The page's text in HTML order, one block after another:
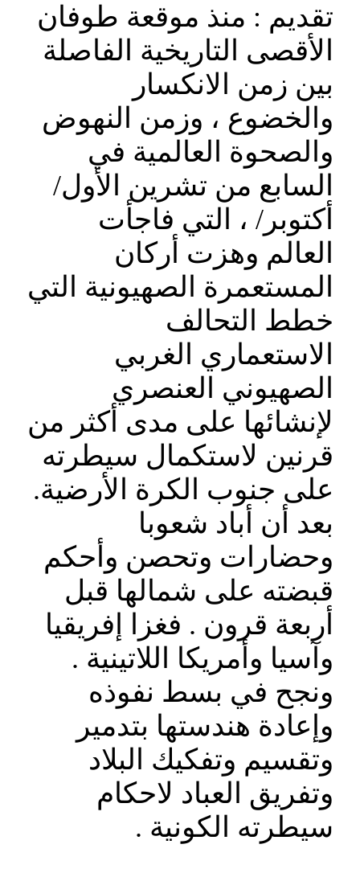
تقديم : منذ موقعة طوفان
الأقصى التاريخية الفاصلة
بين زمن الانكسار
والخضوع ، وزمن النهوض
والصحوة العالمية في
السابع من تشرين الأول/
أكتوبر/ ، التي فاجأت
العالم وهزت أركان
المستعمرة الصهيونية التي
خطط التحالف
الاستعماري الغربي
الصهيوني العنصري
لإنشائها على مدى أكثر من
قرنين لاستكمال سيطرته
على جنوب الكرة الأرضية.
بعد أن أباد شعوبا
وحضارات وتحصن وأحكم
قبضته على شمالها قبل
أربعة قرون . فغزا إفريقيا
وآسيا وأمريكا اللاتينية .
ونجح في بسط نفوذه
وإعادة هندستها بتدمير
وتقسيم وتفكيك البلاد
وتفريق العباد لاحكام
سيطرته الكونية .